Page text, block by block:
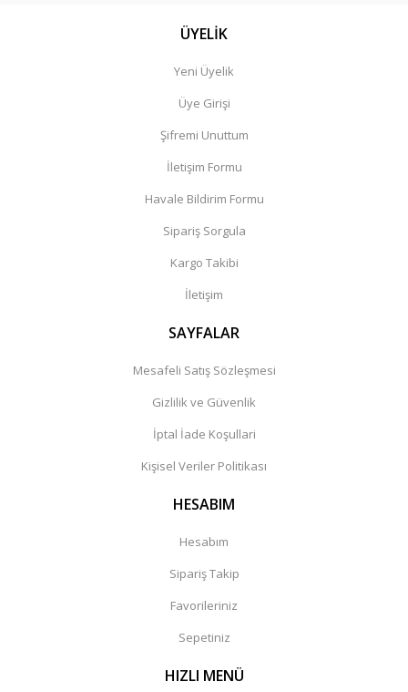
ÜYELİK
Yeni Üyelik
Üye Girişi
Şifremi Unuttum
İletişim Formu
Havale Bildirim Formu
Sipariş Sorgula
Kargo Takibi
İletişim
SAYFALAR
Mesafeli Satış Sözleşmesi
Gizlilik ve Güvenlik
İptal İade Koşullari
Kişisel Veriler Politikası
HESABIM
Hesabım
Sipariş Takip
Favorileriniz
Sepetiniz
HIZLI MENÜ